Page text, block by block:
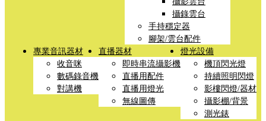
攝錄雲台
手持穩定器
腳架/雲台配件
專業音訊器材
收音咪
數碼錄音機
對講機
直播器材
即時串流攝影機
直播用配件
直播用燈光
無線圖傳
燈光設備
機頂閃光燈
持續照明閃燈
影樓閃燈/器材
攝影棚/背景
測光錶